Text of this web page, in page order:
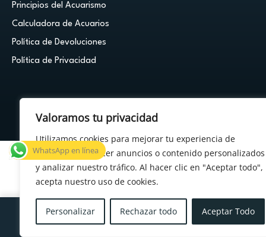
Valoramos tu privacidad
Utilizamos cookies para mejorar tu experiencia de
navegación, ofrecer anuncios o contenido personalizados
y analizar nuestro tráfico. Al hacer clic en "Aceptar todo",
acepta nuestro uso de cookies.
Personalizar Rechazar todo Aceptar Todo
Principios del Acuarismo
Calculadora de Acuarios
Política de Devoluciones
Política de Privacidad
¿Tenés alguna duda?
Menu Cuenta Carrito Deseos
WhatsApp en línea